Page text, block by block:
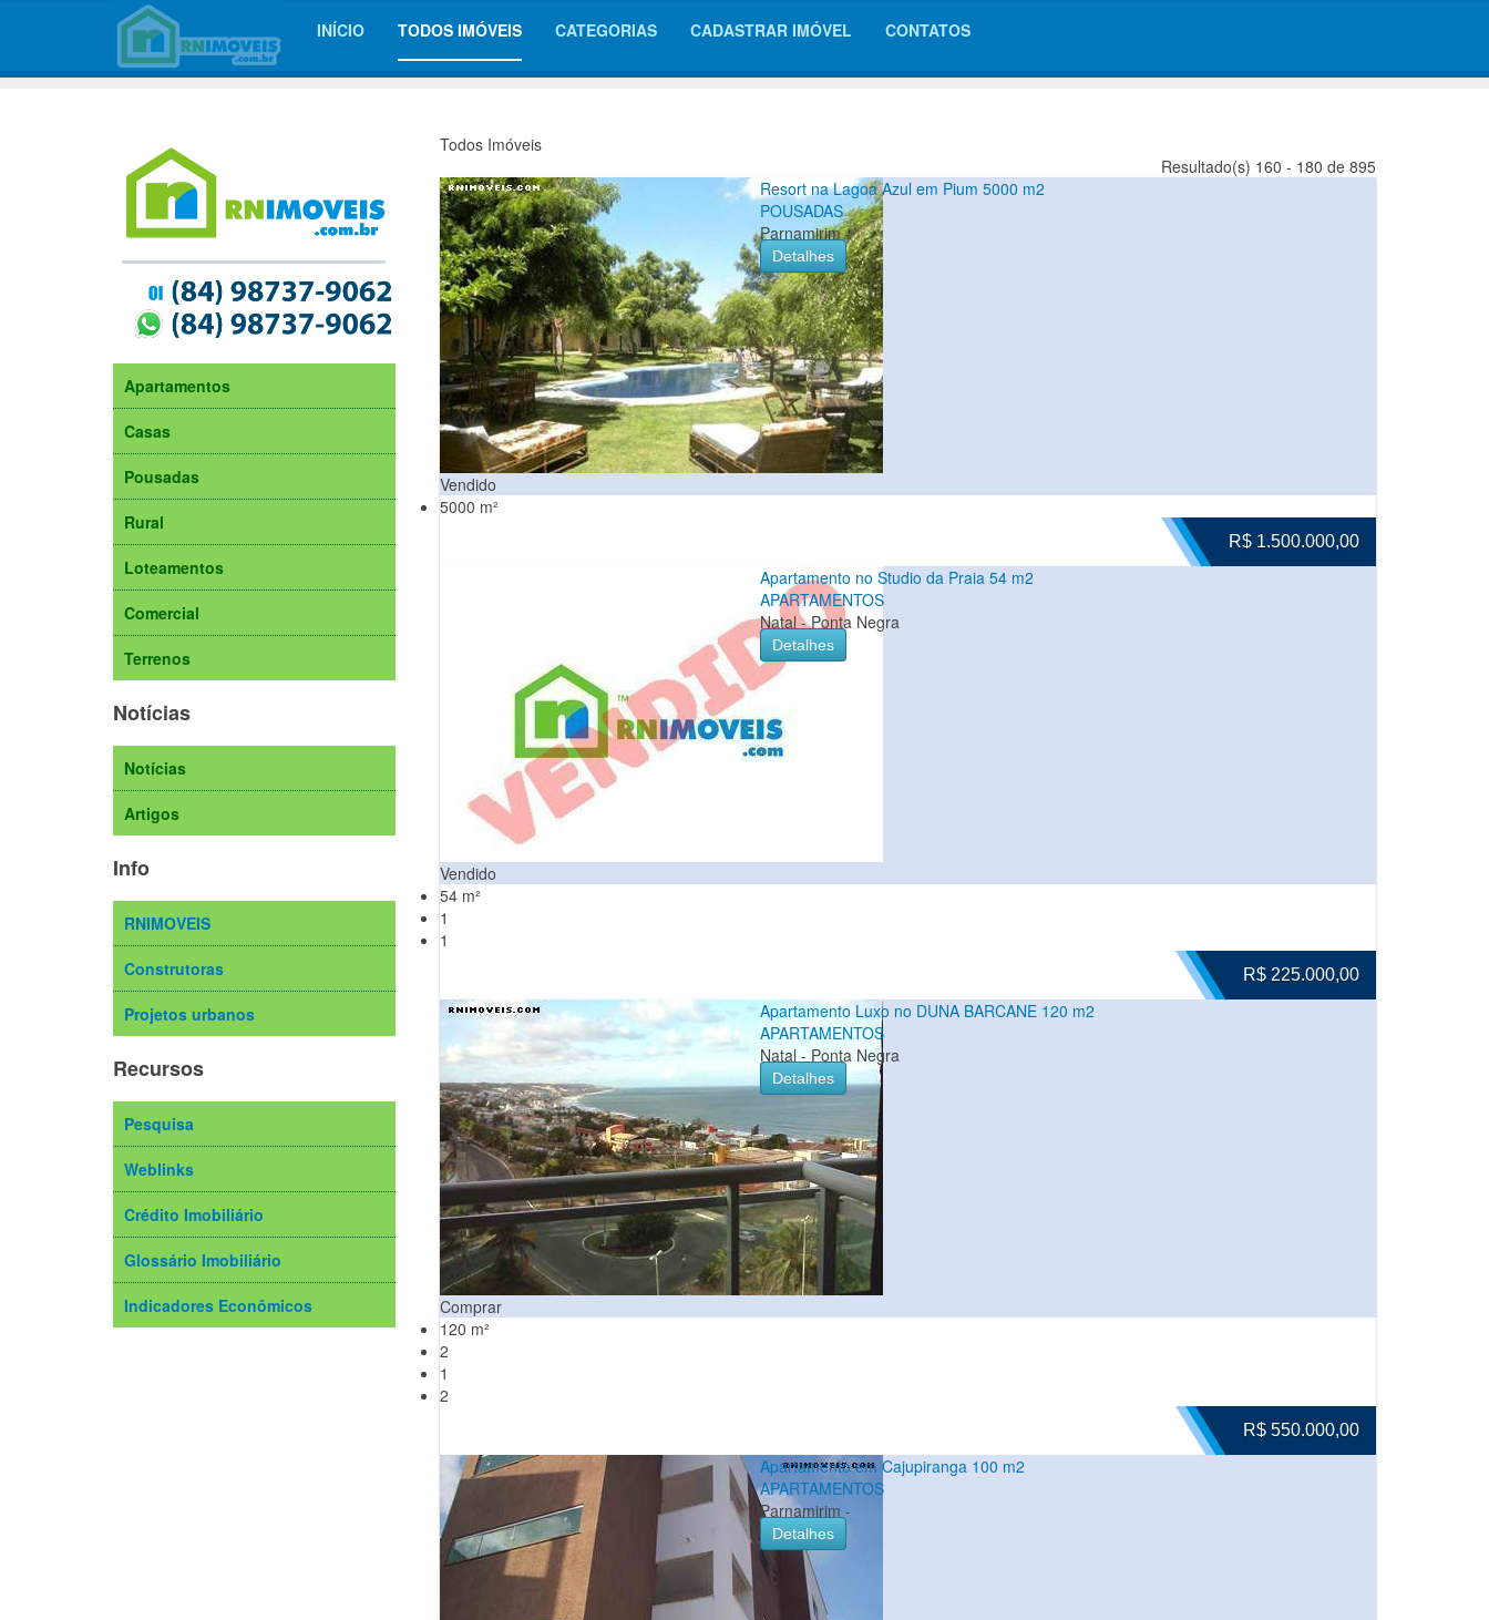
INÍCIO TODOS IMÓVEIS CATEGORIAS CADASTRAR IMÓVEL CONTATOS
Todos Imóveis
Resultado(s) 160 - 180 de 895
Vendido
Resort na Lagoa Azul em Pium 5000 m2
POUSADAS
Parnamirim -
Detalhes
5000 m²
R$ 1.500.000,00
Vendido
Apartamento no Studio da Praia 54 m2
APARTAMENTOS
Natal - Ponta Negra
Detalhes
54 m²
1
1
R$ 225.000,00
Comprar
Apartamento Luxo no DUNA BARCANE 120 m2
APARTAMENTOS
Natal - Ponta Negra
Detalhes
120 m²
2
1
2
R$ 550.000,00
Apartamento em Cajupiranga 100 m2
APARTAMENTOS
Parnamirim -
Detalhes
Apartamentos
Casas
Pousadas
Rural
Loteamentos
Comercial
Terrenos
Notícias
Notícias
Artigos
Info
RNIMOVEIS
Construtoras
Projetos urbanos
Recursos
Pesquisa
Weblinks
Crédito Imobiliário
Glossário Imobiliário
Indicadores Econômicos